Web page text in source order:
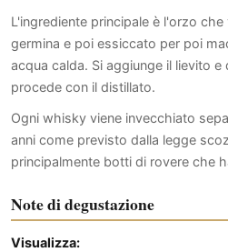
L'ingrediente principale è l'orzo
germina e poi essiccato per poi
acqua calda. Si aggiunge il lievito
procede con il distillato.
Ogni whisky viene invecchiato
anni come previsto dalla legge
principalmente botti di rovere che
Note di degustazione
Visualizza: